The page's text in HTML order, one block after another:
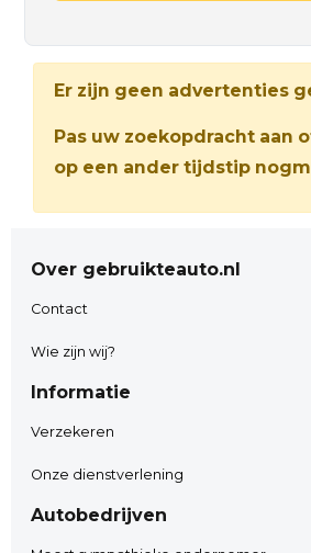
Er zijn geen advertenties
Pas uw zoekopdracht aan
op een ander tijdstip
Over gebruikteauto.nl
Contact
Wie zijn wij?
Informatie
Verzekeren
Onze dienstverlening
Autobedrijven